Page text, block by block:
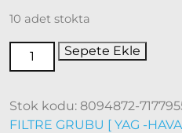
2006
2014
Modeller
10 adet stokta
Sepete Ekle
Stok kodu: 8094872-
FILTRE GRUBU [ YAG -